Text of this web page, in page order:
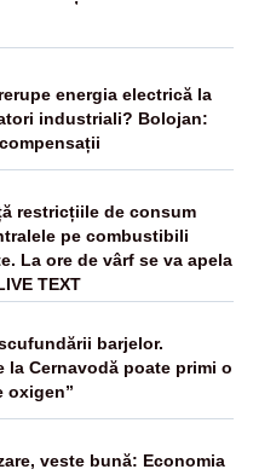
energia electrică la
industriali? Bolojan:
restricțiile de consum
pe combustibili
La ore de vârf se va apela
TEXT
barjelor.
la Cernavodă poate primi o
oxigen”
veste bună: Economia